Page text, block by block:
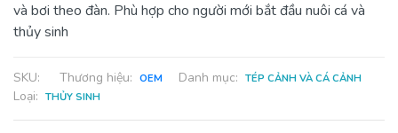
và bơi theo đàn. Phù hợp cho người mới bắt đầu nuôi cá và
thủy sinh
SKU: Thương hiệu: OEM Danh mục: TÉP CẢNH VÀ CÁ CẢNH
Loại: THỦY SINH